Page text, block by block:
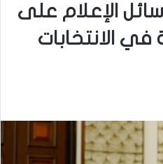
الإعلام على
في الانتخابات